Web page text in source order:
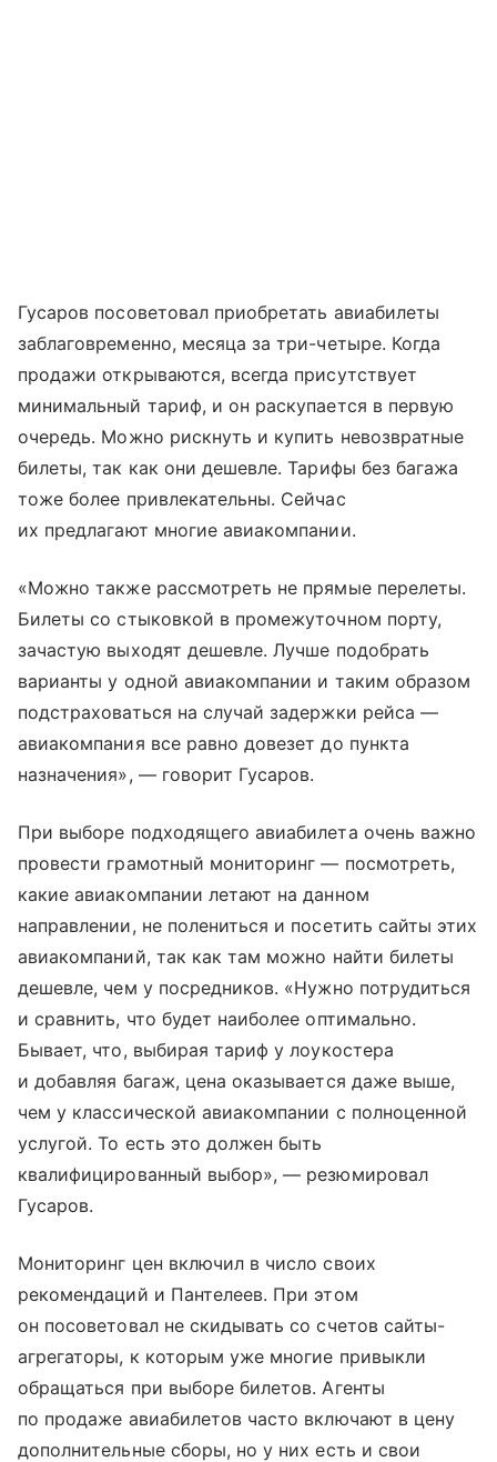
Гусаров посоветовал приобретать авиабилеты
заблаговременно, месяца за три-четыре. Когда
продажи открываются, всегда присутствует
минимальный тариф, и он раскупается в первую
очередь. Можно рискнуть и купить невозвратные
билеты, так как они дешевле. Тарифы без багажа
тоже более привлекательны. Сейчас
их предлагают многие авиакомпании.
«Можно также рассмотреть не прямые перелеты.
Билеты со стыковкой в промежуточном порту,
зачастую выходят дешевле. Лучше подобрать
варианты у одной авиакомпании и таким образом
подстраховаться на случай задержки рейса —
авиакомпания все равно довезет до пункта
назначения», — говорит Гусаров.
При выборе подходящего авиабилета очень важно
провести грамотный мониторинг — посмотреть,
какие авиакомпании летают на данном
направлении, не полениться и посетить сайты этих
авиакомпаний, так как там можно найти билеты
дешевле, чем у посредников. «Нужно потрудиться
и сравнить, что будет наиболее оптимально.
Бывает, что, выбирая тариф у лоукостера
и добавляя багаж, цена оказывается даже выше,
чем у классической авиакомпании с полноценной
услугой. То есть это должен быть
квалифицированный выбор», — резюмировал
Гусаров.
Мониторинг цен включил в число своих
рекомендаций и Пантелеев. При этом
он посоветовал не скидывать со счетов сайты-
агрегаторы, к которым уже многие привыкли
обращаться при выборе билетов. Агенты
по продаже авиабилетов часто включают в цену
дополнительные сборы, но у них есть и свои